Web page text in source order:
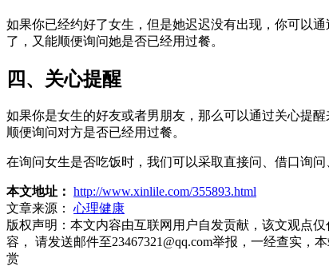
如果你已经约好了女生，但是她迟迟没有出现，你可以
了，又能顺便询问她是否已经用过餐。
四、关心提醒
如果你是女生的好友或者男朋友，那么可以通过关心提
顺便询问对方是否已经用过餐。
在询问女生是否吃饭时，我们可以采取直接问、借口询
本文地址： http://www.xinlile.com/355893.html
文章来源：
心理健康
版权声明： 本文内容由互联网用户自发贡献，该文观点
容， 请发送邮件至23467321@qq.com举报，一经查实
赏